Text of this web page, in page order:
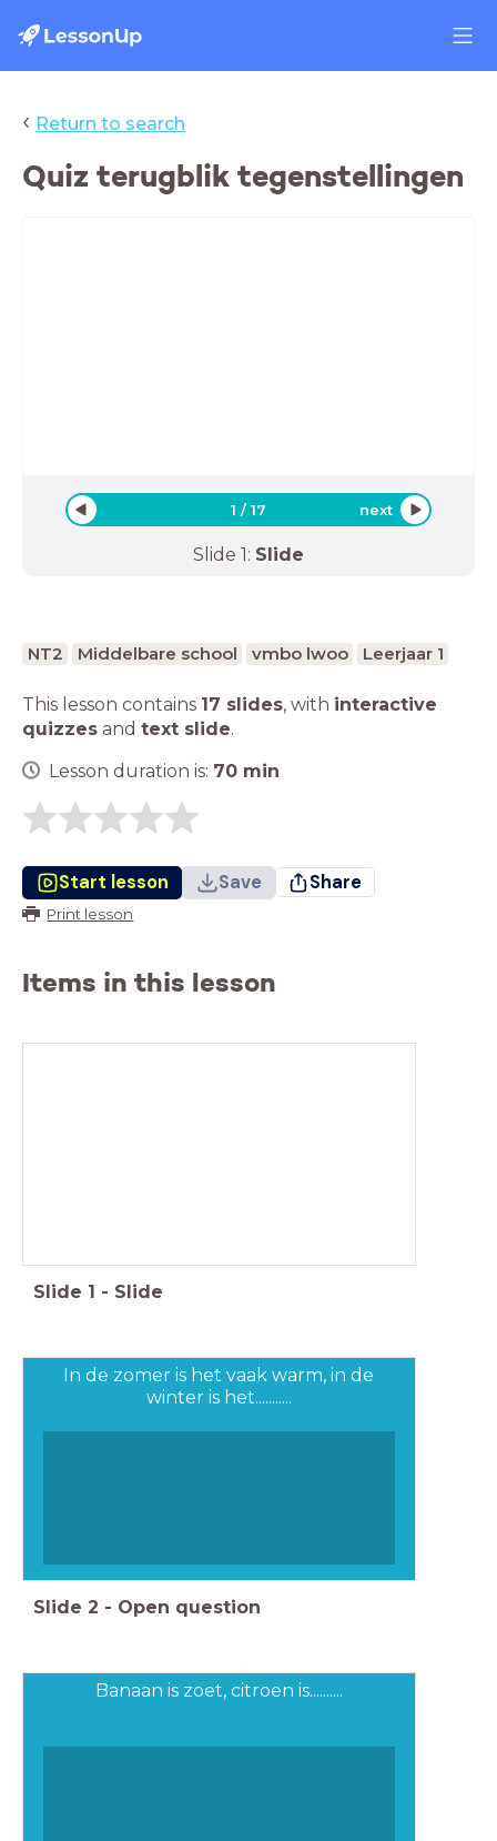
‹ Return to search
Quiz terugblik tegenstellingen
1 /17 next
Slide 1: Slide
NT2 Middelbare school vmbo lwoo Leerjaar 1
This lesson contains 17 slides, with interactive
quizzes and text slide.
Lesson duration is: 70 min
Start lesson Save Share
Print lesson
Items in this lesson
Slide 1 - Slide
In de zomer is het vaak warm, in de
winter is het...........
Slide 2 - Open question
Banaan is zoet, citroen is..........